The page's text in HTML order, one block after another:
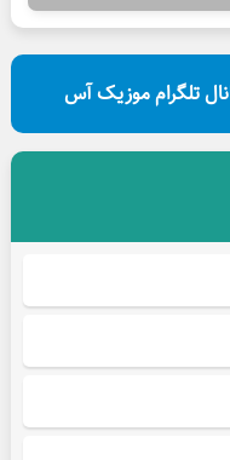
تلگرام موزیک آس